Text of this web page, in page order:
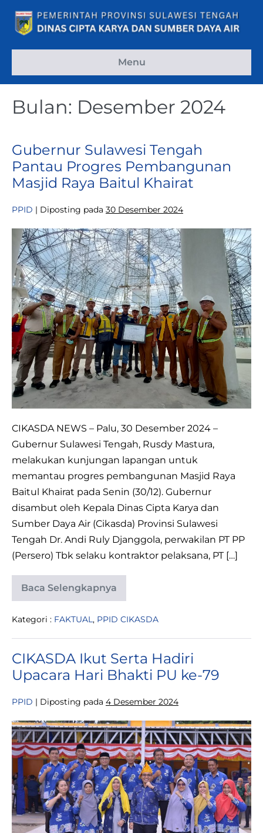
konten
Menu
Bulan: Desember 2024
Gubernur Sulawesi Tengah
Pantau Progres Pembangunan
Masjid Raya Baitul Khairat
PPID | Diposting pada 30 Desember 2024
Gubernur
Sulawesi
Tengah
Pantau
Progres
Pembangunan
Masjid
Raya
Baitul
Khairat
CIKASDA NEWS – Palu, 30 Desember 2024 –
Gubernur Sulawesi Tengah, Rusdy Mastura,
melakukan kunjungan lapangan untuk
memantau progres pembangunan Masjid Raya
Baitul Khairat pada Senin (30/12). Gubernur
disambut oleh Kepala Dinas Cipta Karya dan
Sumber Daya Air (Cikasda) Provinsi Sulawesi
Tengah Dr. Andi Ruly Djanggola, perwakilan PT PP
(Persero) Tbk selaku kontraktor pelaksana, PT […]
Baca Selengkapnya
Gubernur
Sulawesi
Pantau
Pembangunan
Raya
Baitul
Khairat
Kategori : FAKTUAL, PPID CIKASDA
CIKASDA Ikut Serta Hadiri
Upacara Hari Bhakti PU ke-79
PPID | Diposting pada 4 Desember 2024
CIKASDA
Ikut
Serta
Hadiri
Upacara
Hari
Bhakti